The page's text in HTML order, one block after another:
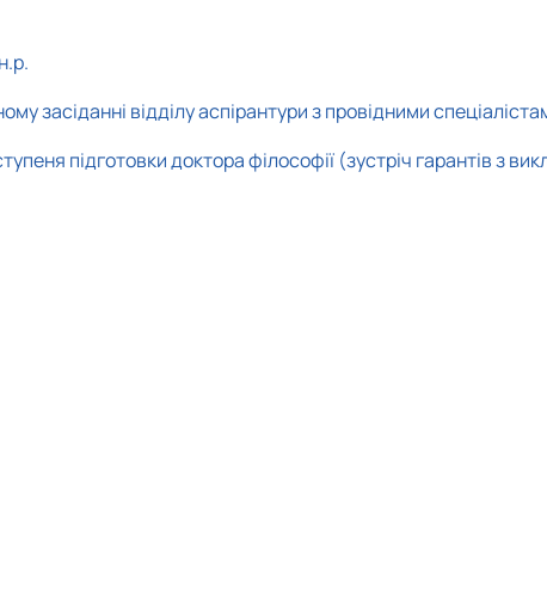
засіданні відділу аспірантури з провідними
підготовки доктора філософії (зустріч гарантів з